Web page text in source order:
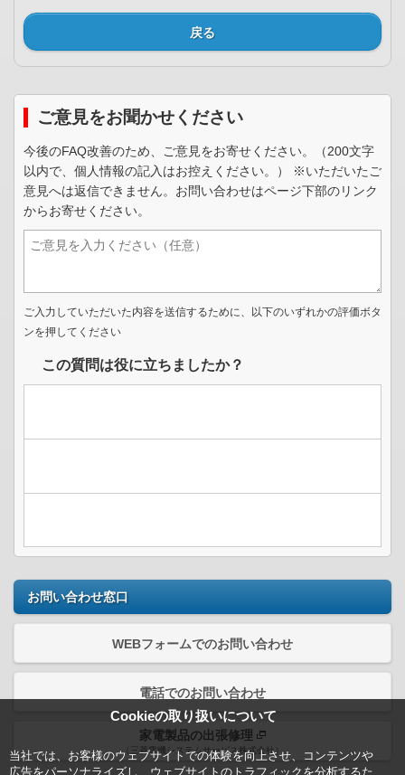
Cookieの取り扱いについて
当社では、お客様のウェブサイトでの体験を向上させ、コンテンツや
広告をパーソナライズし、ウェブサイトのトラフィックを分析するた
戻る
ご意見をお聞かせください
今後のFAQ改善のため、ご意見をお寄せください。（200文字
以内で、個人情報の記入はお控えください。） ※いただいたご
意見へは返信できません。お問い合わせはページ下部のリンク
からお寄せください。
ご入力していただいた内容を送信するために、以下のいずれかの評価ボタ
ンを押してください
この質問は役に立ちましたか？
お問い合わせ窓口
WEBフォームでのお問い合わせ
電話でのお問い合わせ
家電製品の出張修理
（三菱電機システムサービス株式会社）